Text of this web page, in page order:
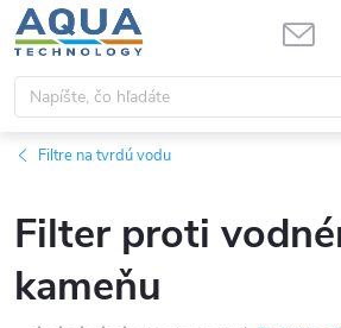
Prejsť
na
obsah
Filtre na tvrdú vodu
Filter proti
kameňu